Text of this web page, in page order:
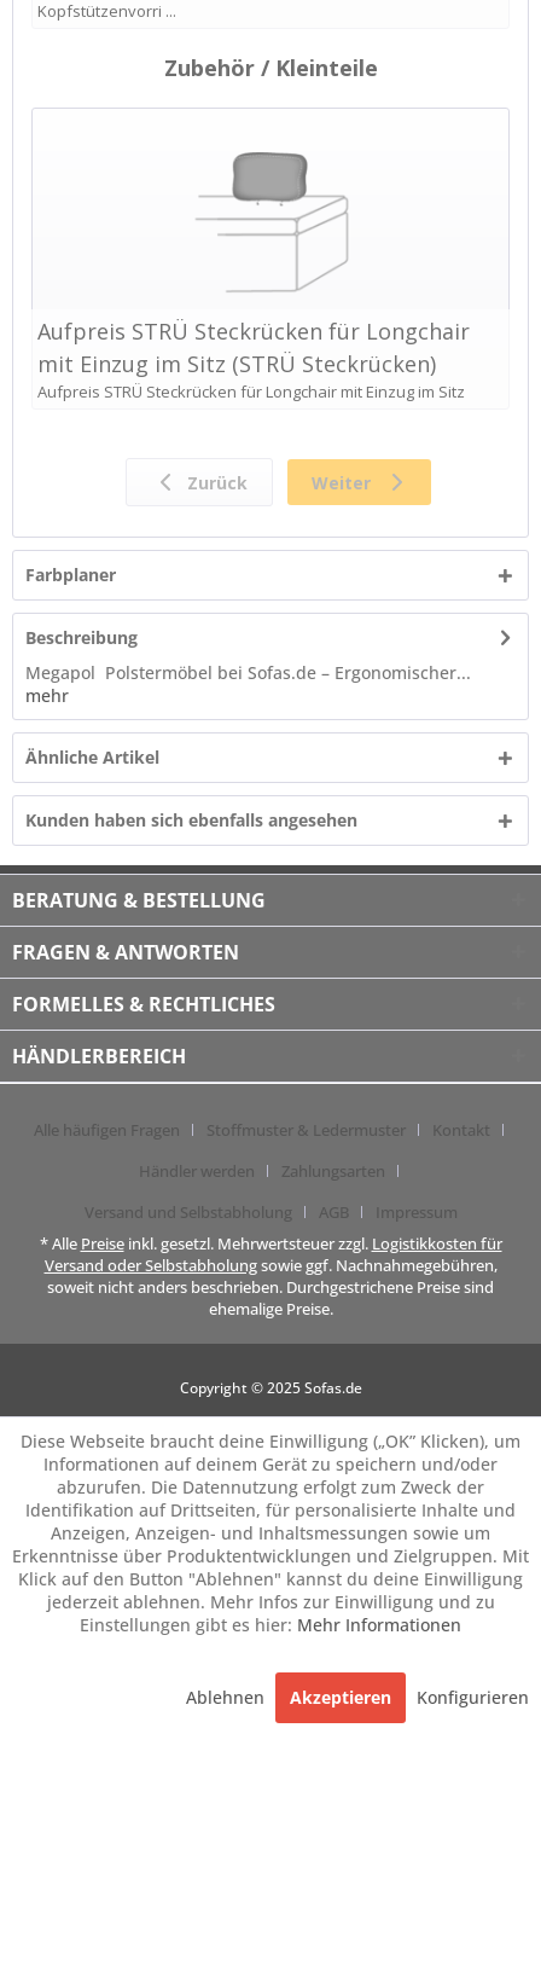
Farbplaner
Beschreibung
Megapol Polstermöbel bei Sofas.de – Ergonomischer...
mehr
Ähnliche Artikel
Kunden haben sich ebenfalls angesehen
BERATUNG & BESTELLUNG
FRAGEN & ANTWORTEN
FORMELLES & RECHTLICHES
HÄNDLERBEREICH
Alle häufigen Fragen Stoffmuster & Ledermuster
Kontakt
Händler werden
Zahlungsarten
Versand und Selbstabholung
AGB
Impressum
* Alle Preiseinkl. gesetzl. Mehrwertsteuer zzgl. Logistikkosten für
Versand oder Selbstabholungsowie ggf. Nachnahmegebühren,
soweit nicht anders beschrieben. Durchgestrichene Preise sind
ehemalige Preise.
Copyright © 2025 Sofas.de
Diese Webseite braucht deine Einwilligung („OK” Klicken), um
Informationen auf deinem Gerät zu speichern und/oder
abzurufen. Die Datennutzung erfolgt zum Zweck der
Identifikation auf Drittseiten, für personalisierte Inhalte und
Anzeigen, Anzeigen- und Inhaltsmessungen sowie um
Erkenntnisse über Produktentwicklungen und Zielgruppen. Mit
Klick auf den Button "Ablehnen" kannst du deine Einwilligung
jederzeit ablehnen. Mehr Infos zur Einwilligung und zu
Einstellungen gibt es hier: Mehr Informationen
Ablehnen Akzeptieren Konfigurieren